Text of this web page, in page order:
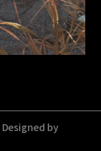
私政策 服務條款
Designed by